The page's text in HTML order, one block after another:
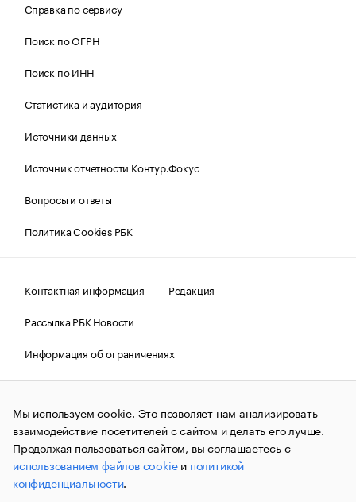
Справка по сервису
Поиск по ОГРН
Поиск по ИНН
Статистика и аудитория
Источники данных
Источник отчетности Контур.Фокус
Вопросы и ответы
Политика Cookies РБК
Контактная информация
Редакция
Рассылка РБК Новости
Информация об ограничениях
Правовая информация
О соблюдении авторских прав
© АО «РОСБИЗНЕСКОНСАЛТИНГ»,1995–2026.Сообщения
и материалы информационного агентства «РБК»
(зарегистрировано Федеральной службой по надзору в сфере
связи, информационных технологий и массовых
коммуникаций (Роскомнадзор) 09.12.2015 за номером ИА
№ФС77-63848) сопровождаются пометкой «РБК». Отдельные
публикации могут содержать информацию,
Мы используем cookie. Это позволяет нам анализировать
взаимодействие посетителей с сайтом и делать его лучше.
Продолжая пользоваться сайтом, вы соглашаетесь с
использованием файлов cookieи политикой
конфиденциальности.